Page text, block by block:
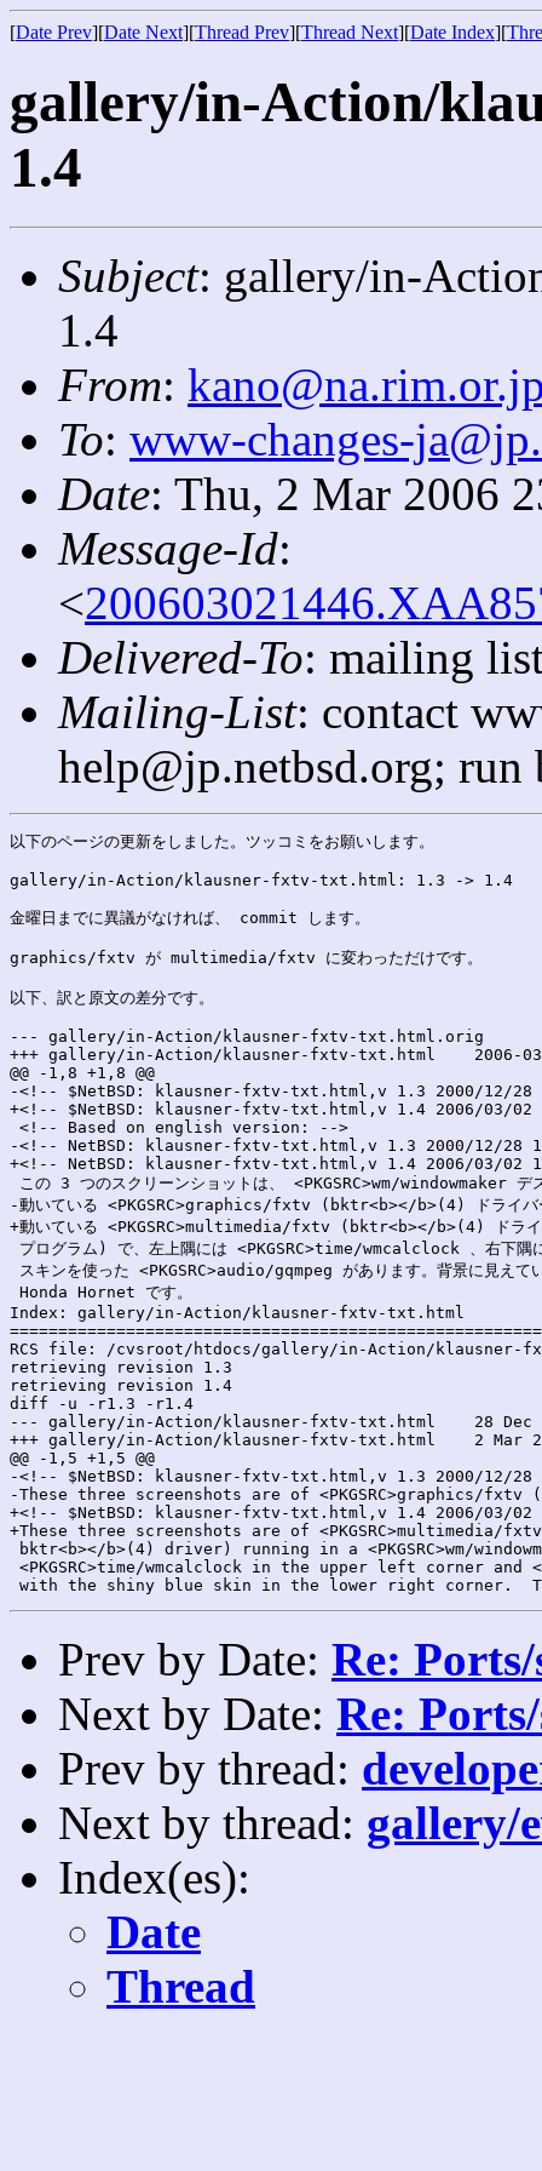
[Date Prev][Date Next][Thread Prev][Thread Next][Date Index][
gallery/in-Action/
1.4
Subject: gallery/in-
1.4
From:
To: www-changes-
Date: Thu, 2 Mar 2006
Message-Id:
<
Delivered-To: mailing
Mailing-List: contact
help@jp.netbsd.org;
以下のページの更新をしました。ツッコミをお願いします。
gallery/in-Action/klausner-fxtv-txt.html: 1.3 -> 1.4
金曜日までに異議がなければ、 commit します。
graphics/fxtv が multimedia/fxtv に変わっただけです。
以下、訳と原文の差分です。
--- gallery/in-Action/klausner-fxtv-txt.html.orig	2006-03-02 23:45:50.000000000 +0900
+++ gallery/in-Action/klausner-fxtv-txt.html	2006-03-02 23:45:50.000000000 +0900
@@ -1,8 +1,8 @@
-<!-- $NetBSD: klausner-fxtv-txt.html,v 1.3 2000/12/28
+<!-- $NetBSD: klausner-fxtv-txt.html,v 1.4 2006/03/02
<!-- Based on english version: -->
-<!-- NetBSD: klausner-fxtv-txt.html,v 1.3 2000/12/28
+<!-- NetBSD: klausner-fxtv-txt.html,v 1.4 2006/03/02
この 3 つのスクリーンショットは、 <PKGSRC>wm/windowmaker デ
-動いている <PKGSRC>graphics/fxtv (bktr<b></b>(4) ドライバ
+動いている <PKGSRC>multimedia/fxtv (bktr<b></b>(4) ドライ
プログラム) で、左上隅には <PKGSRC>time/wmcalclock 、右下隅
スキンを使った <PKGSRC>audio/gqmpeg があります。背景に見えて
Honda Hornet です。
Index: gallery/in-Action/klausner-fxtv-txt.html
RCS file: /cvsroot/htdocs/gallery/in-Action/klausner-
retrieving revision 1.3
retrieving revision 1.4
diff -u -r1.3 -r1.4
--- gallery/in-Action/klausner-fxtv-txt.html	28 Dec 2000 15:46:05 -0000	1.3
+++ gallery/in-Action/klausner-fxtv-txt.html	2 Mar 2006 14:40:47 -0000	1.4
@@ -1,5 +1,5 @@
-<!-- $NetBSD: klausner-fxtv-txt.html,v 1.3 2000/12/28
-These three screenshots are of <PKGSRC>graphics/fxtv
+<!-- $NetBSD: klausner-fxtv-txt.html,v 1.4 2006/03/02
+These three screenshots are of <PKGSRC>multimedia/
bktr<b></b>(4) driver) running in a <PKGSRC>wm/
<PKGSRC>time/wmcalclock in the upper left corner and
Prev by Date: Re:
Next by Date: Re:
Prev by thread:
Next by thread: gallery/
Index(es):
Date
Thread